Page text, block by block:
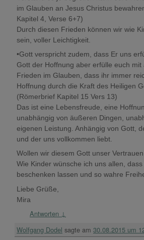
im Glauben an Jesus Christus
Kapitel 4, Verse 6+7)
Durch diesen Frieden können wir wie
sein, voller Leichtigkeit.
•Gott verspricht zudem, dass Er uns
Gott der Hoffnung aber erfülle euch mit
Frieden im Glauben, dass ihr immer
Hoffnung durch die Kraft des Heiligen
(Römerbrief Kapitel 15 Vers 13)
Das ist eine Lebensfreude, eine
unabhängig von äußeren Dingen,
eigenen Leistung. Anhängig von Gott,
und der uns vollkommen liebt.
Wollen wir diesem Gott unser
Wie Kinder wünsche ich uns allen,
beschenken lassen und so wahre
Liebe Grüße,
Mira
Antworten ↓
Wolfgang Dodel sagte am 30.08.2015 um